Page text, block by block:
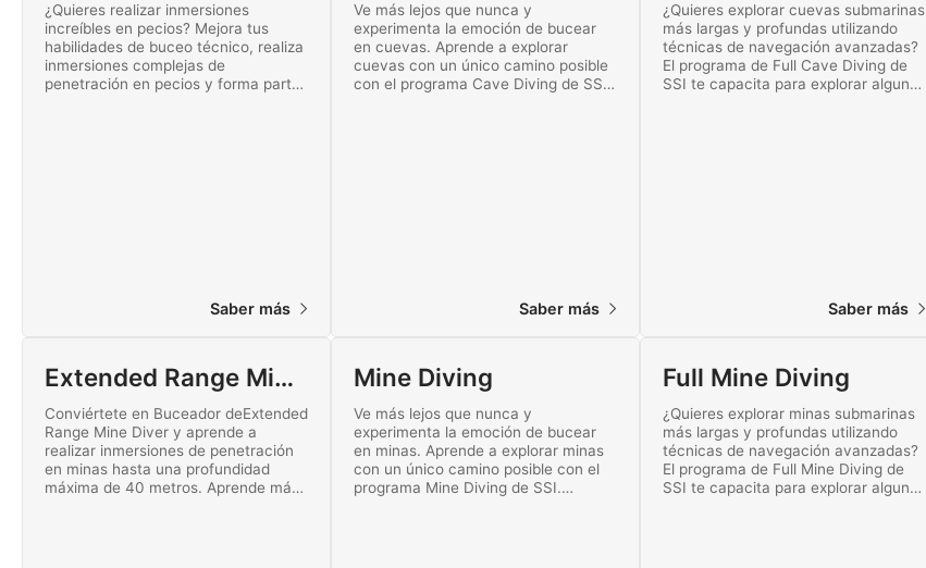
¿Quieres realizar inmersiones
increíbles en pecios? Mejora tus
habilidades de buceo técnico, realiza
inmersiones complejas de
penetración en pecios y forma parte
Saber más
Ve más lejos que nunca y
experimenta la emoción de bucear
en cuevas. Aprende a explorar
cuevas con un único camino posible
con el programa Cave Diving de SSI.
Saber más
¿Quieres explorar cuevas submarinas
más largas y profundas utilizando
técnicas de navegación avanzadas?
El programa de Full Cave Diving de
SSI te capacita para explorar algunas
Saber más
Extended Range Mine Diving
Conviértete en Buceador deExtended
Range Mine Diver y aprende a
realizar inmersiones de penetración
en minas hasta una profundidad
máxima de 40 metros. Aprende más
Mine Diving
Ve más lejos que nunca y
experimenta la emoción de bucear
en minas. Aprende a explorar minas
con un único camino posible con el
programa Mine Diving de SSI.
Full Mine Diving
¿Quieres explorar minas submarinas
más largas y profundas utilizando
técnicas de navegación avanzadas?
El programa de Full Mine Diving de
SSI te capacita para explorar algunas